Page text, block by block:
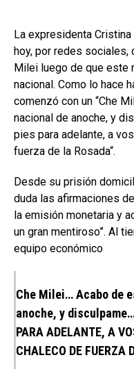
La expresidenta
hoy, por redes sociales,
Milei luego de que este
nacional. Como lo hace
comenzó con un “Che
nacional de anoche, y
pies para adelante, a
fuerza de la Rosada“.
Desde su prisión
duda las afirmaciones
la emisión monetaria y
un gran mentiroso”. Al
equipo económico
Che Milei… Acabo de
anoche, y disculpame…
PARA ADELANTE, A
CHALECO DE FUERZA